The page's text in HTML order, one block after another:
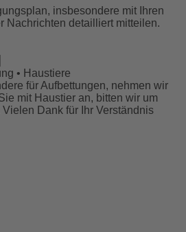
insbesondere mit Ihren
Nachrichten detailliert mitteilen.
• Haustiere
für Aufbettungen, nehmen wir
mit Haustier an, bitten wir um
Dank für Ihr Verständnis